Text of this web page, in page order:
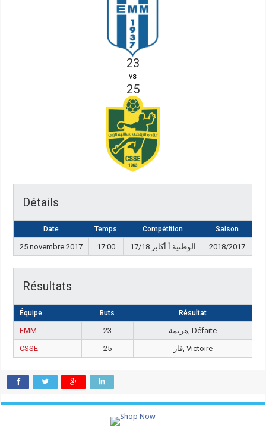
23
vs
25
Détails
Date Temps Compétition Saison
25 novembre 2017 17:00 الوطنية أ أكابر 17/18 2018/2017
Résultats
Équipe Buts Résultat
EMM 23
هزيمة, Défaite
CSSE
25 فاز, Victoire